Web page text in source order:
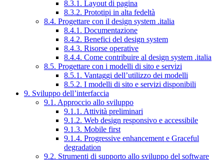
8.3.1. Layout di pagina
8.3.2. Prototipi in alta fedeltà
8.4. Progettare con il design system .italia
8.4.1. Documentazione
8.4.2. Benefici del design system
8.4.3. Risorse operative
8.4.4. Come contribuire al design system .italia
8.5. Progettare con i modelli di sito e servizi
8.5.1. Vantaggi dell’utilizzo dei modelli
8.5.2. I modelli di sito e servizi disponibili
9. Sviluppo dell’interfaccia
9.1. Approccio allo sviluppo
9.1.1. Attività preliminari
9.1.2. Web design responsivo e accessibile
9.1.3. Mobile first
9.1.4. Progressive enhancement e Graceful
degradation
9.2. Strumenti di supporto allo sviluppo del software